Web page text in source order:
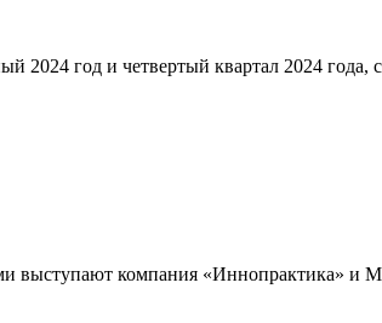
2024 год и четвертый квартал 2024
выступают компания «Иннопрактика»